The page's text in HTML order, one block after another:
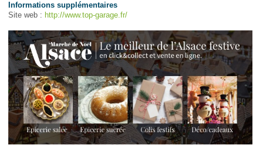
Informations supplémentaires
Site web : http://www.top-garage.fr/